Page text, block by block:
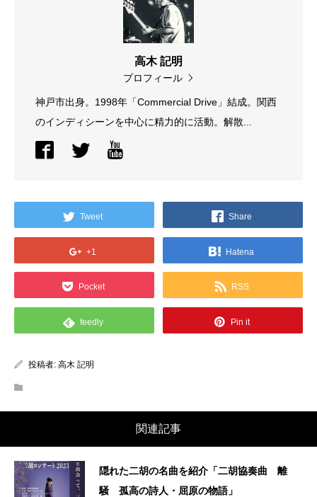
高木 記明
プロフィール
神戸市出身。1998年「Commercial Drive」結成。関西
のインディシーンを中心に精力的に活動。解散...
Tweet Share
+1 Hatena
Pocket RSS
feedly Pin it
投稿者: 高木 記明
関連記事
隠れた二胡の名曲を紹介「二胡協奏曲 離
騒 孤高の詩人・屈原の物語」